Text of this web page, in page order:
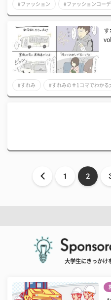
#ファッション #ファッションコーデ
す
#すれみ #すれみの＃1コマでわかる
1 2
大学生にきっかけ